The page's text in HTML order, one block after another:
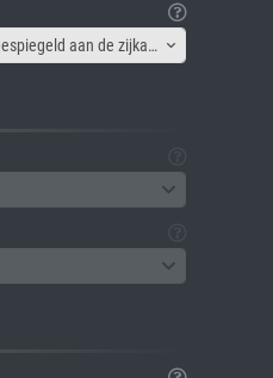
Canvas lijst - Afbeelding gespiegeld aan de zijkant